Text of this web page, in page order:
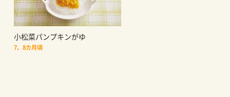
小松菜パンプキンがゆ
7、8カ月頃